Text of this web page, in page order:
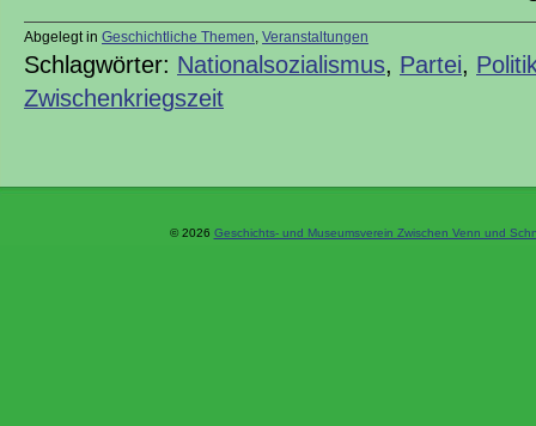
Abgelegt in Geschichtliche Themen Veranstaltungen
Schlagwörter: Nationalsozialismus, Partei,
Zwischenkriegszeit
© 2026 Geschichts- und Museumsverein Zwischen Venn und